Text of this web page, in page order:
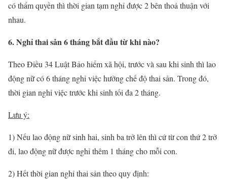
có thẩm quyền thì thời gian tạm nghỉ được 2 bên thoả thuận với
nhau.
6. Nghỉ thai sản 6 tháng bắt đầu từ khi nào?
Theo Điều 34 Luật Bảo hiểm xã hội, trước và sau khi sinh thì lao
động nữ có 6 tháng nghỉ việc hưởng chế độ thai sản. Trong đó,
thời gian nghỉ việc trước khi sinh tối đa 2 tháng.
Lưu ý:
1) Nếu lao động nữ sinh hai, sinh ba trở lên thì cứ từ con thứ 2 trở
đi, lao động nữ được nghỉ thêm 1 tháng cho mỗi con.
2) Hết thời gian nghỉ thai sản theo quy định: